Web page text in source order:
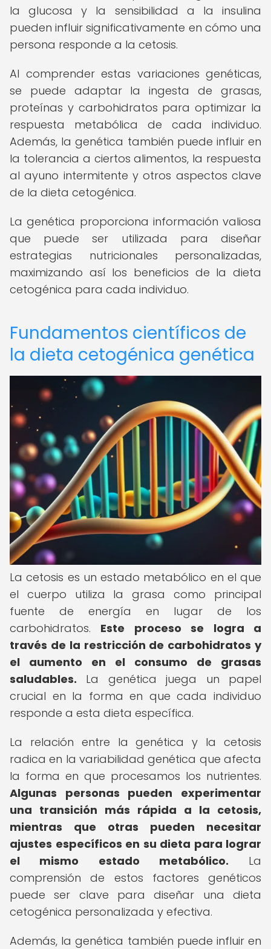
la glucosa y la sensibilidad a la insulina
pueden influir significativamente en cómo una
persona responde a la cetosis.
Al comprender estas variaciones genéticas,
se puede adaptar la ingesta de grasas,
proteínas y carbohidratos para optimizar la
respuesta metabólica de cada individuo.
Además, la genética también puede influir en
la tolerancia a ciertos alimentos, la respuesta
al ayuno intermitente y otros aspectos clave
de la dieta cetogénica.
La genética proporciona información valiosa
que puede ser utilizada para diseñar
estrategias nutricionales personalizadas,
maximizando así los beneficios de la dieta
cetogénica para cada individuo.
Fundamentos científicos de
la dieta cetogénica genética
La cetosis es un estado metabólico en el que
el cuerpo utiliza la grasa como principal
fuente de energía en lugar de los
carbohidratos. Este proceso se logra a
través de la restricción de carbohidratos y
el aumento en el consumo de grasas
saludables. La genética juega un papel
crucial en la forma en que cada individuo
responde a esta dieta específica.
La relación entre la genética y la cetosis
radica en la variabilidad genética que afecta
la forma en que procesamos los nutrientes.
Algunas personas pueden experimentar
una transición más rápida a la cetosis,
mientras que otras pueden necesitar
ajustes específicos en su dieta para lograr
el mismo estado metabólico. La
comprensión de estos factores genéticos
puede ser clave para diseñar una dieta
cetogénica personalizada y efectiva.
Además, la genética también puede influir en